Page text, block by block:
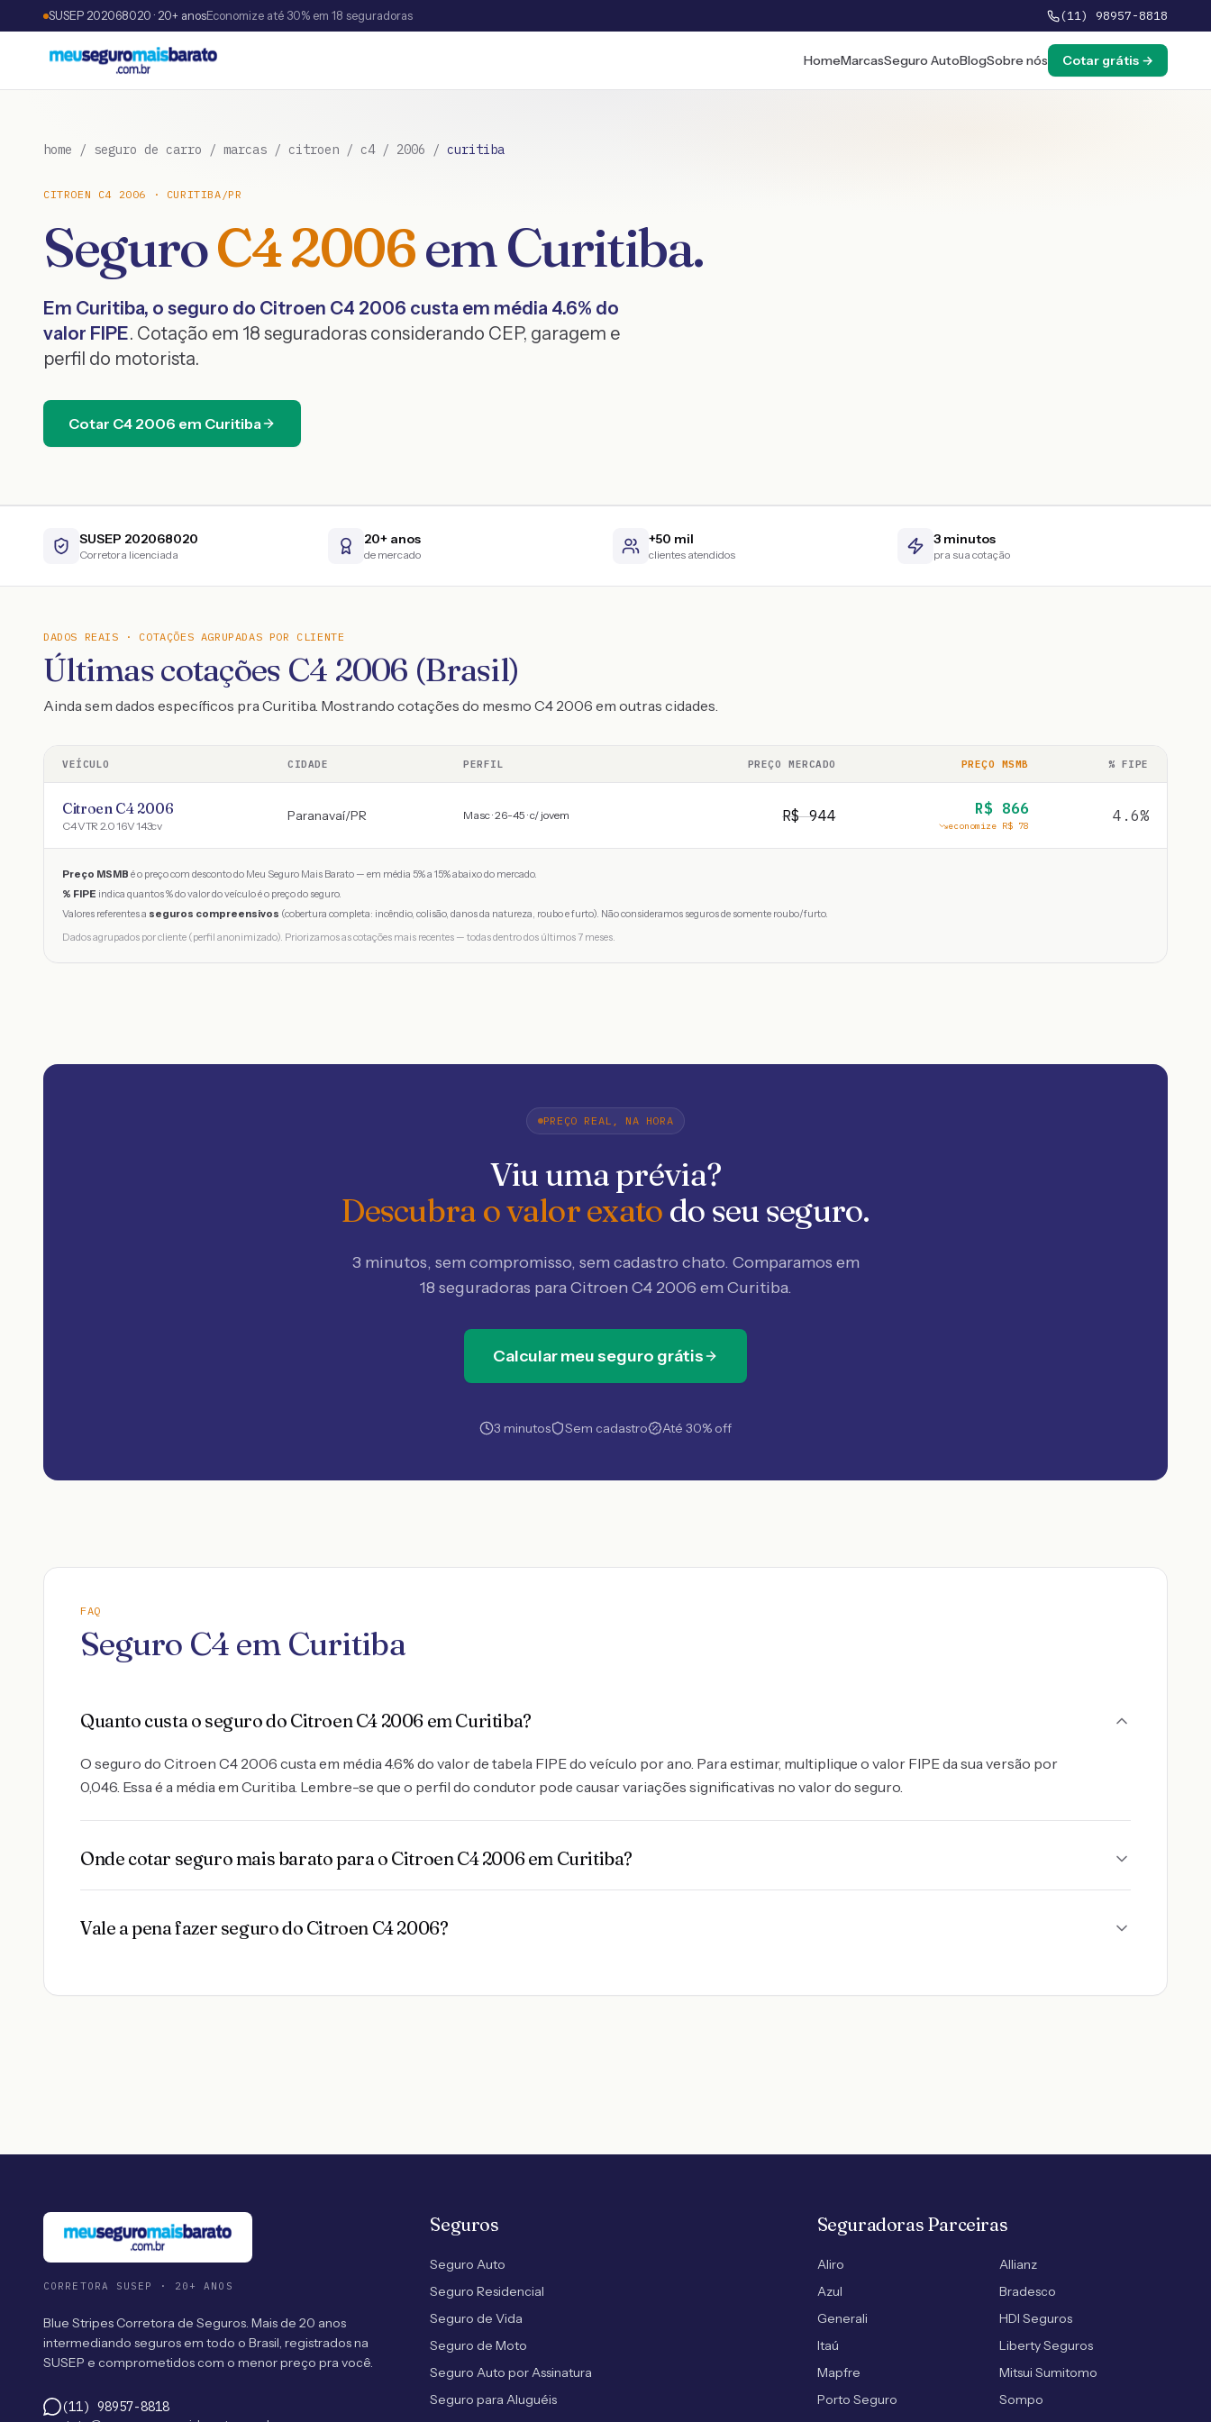
SUSEP 202068020 · 20+ anosEconomize até 30% em 18 seguradoras (11) 98957-8818
HomeMarcasSeguro AutoBlogSobre nós Cotar grátis →
home / seguro de carro / marcas / citroen / c4/ 2006 / curitiba
CITROEN C4 2006 · CURITIBA /PR
SeguroC42006emCuritiba.
Em Curitiba, o seguro do Citroen C4 2006 custa em média 4.6% do
valor FIPE. Cotação em 18 seguradoras considerando CEP, garagem e
perfil do motorista.
Cotar C4 2006 em Curitiba
SUSEP 202068020
Corretora licenciada
20+ anos
de mercado
+50 mil
clientes atendidos
3 minutos
pra sua cotação
DADOS REAIS · COTAÇÕES AGRUPADAS POR CLIENTE
Últimas cotações C4 2006 (Brasil)
Ainda sem dados específicos pra Curitiba. Mostrando cotações do mesmo C4 2006 em outras cidades.
VEÍCULO CIDADE PERFIL PREÇO MERCADO PREÇO MSMB % FIPE
Citroen C4 2006
C4 VTR 2.0 16V 143cv
Paranavaí/PR Masc · 26-45 · c/ jovem R$944 R$ 866
economize R$ 78
4.6%
Preço MSMB é o preço com desconto do Meu Seguro Mais Barato — em média 5% a 15% abaixo do mercado.
% FIPE indica quantos % do valor do veículo é o preço do seguro.
Valores referentes a seguros compreensivos (cobertura completa: incêndio, colisão, danos da natureza, roubo e furto). Não consideramos seguros de somente roubo/furto.
Dados agrupados por cliente (perfil anonimizado). Priorizamos as cotações mais recentes — todas dentro dos últimos 7 meses.
PREÇO REAL, NA HORA
Viu uma prévia?
Descubra o valor exato do seu seguro.
3 minutos, sem compromisso, sem cadastro chato. Comparamos em
18 seguradoras para Citroen C4 2006 em Curitiba.
Calcular meu seguro grátis
3 minutos Sem cadastro Até 30% off
FAQ
Seguro C4 em Curitiba
Quanto custa o seguro do Citroen C4 2006 em Curitiba?
O seguro do Citroen C4 2006 custa em média 4.6% do valor de tabela FIPE do veículo por ano. Para estimar, multiplique o valor FIPE da sua versão por
0,046. Essa é a média em Curitiba. Lembre-se que o perfil do condutor pode causar variações significativas no valor do seguro.
Onde cotar seguro mais barato para o Citroen C4 2006 em Curitiba?
Vale a pena fazer seguro do Citroen C4 2006?
CORRETORA SUSEP · 20+ ANOS
Blue Stripes Corretora de Seguros. Mais de 20 anos
intermediando seguros em todo o Brasil, registrados na
SUSEP e comprometidos com o menor preço pra você.
(11) 98957-8818
Seguros
Seguro Auto
Seguro Residencial
Seguro de Vida
Seguro de Moto
Seguro Auto por Assinatura
Seguro para Aluguéis
Seguradoras Parceiras
Aliro
Allianz
Azul
Bradesco
Generali
HDI Seguros
Itaú
Liberty Seguros
Mapfre
Mitsui Sumitomo
Porto Seguro
Sompo